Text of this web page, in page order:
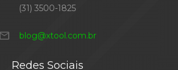
(31) 3500-1825
mail blog@xtool.com.br
Redes Sociais